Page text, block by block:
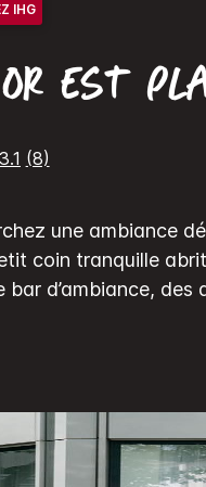
IHG
EST
3.1 Lire
sur
la
même
page.
(8)
une ambiance
coin tranquille
bar d’ambiance, des